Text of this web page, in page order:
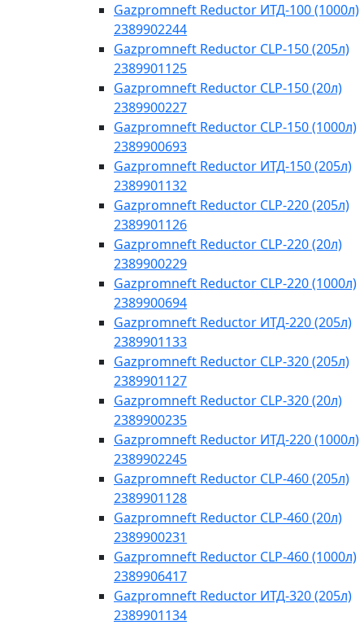
Gazpromneft Reductor ИТД-100 (1000л)
2389902244
Gazpromneft Reductor CLP-150 (205л)
2389901125
Gazpromneft Reductor CLP-150 (20л)
2389900227
Gazpromneft Reductor CLP-150 (1000л)
2389900693
Gazpromneft Reductor ИТД-150 (205л)
2389901132
Gazpromneft Reductor CLP-220 (205л)
2389901126
Gazpromneft Reductor CLP-220 (20л)
2389900229
Gazpromneft Reductor CLP-220 (1000л)
2389900694
Gazpromneft Reductor ИТД-220 (205л)
2389901133
Gazpromneft Reductor CLP-320 (205л)
2389901127
Gazpromneft Reductor CLP-320 (20л)
2389900235
Gazpromneft Reductor ИТД-220 (1000л)
2389902245
Gazpromneft Reductor CLP-460 (205л)
2389901128
Gazpromneft Reductor CLP-460 (20л)
2389900231
Gazpromneft Reductor CLP-460 (1000л)
2389906417
Gazpromneft Reductor ИТД-320 (205л)
2389901134